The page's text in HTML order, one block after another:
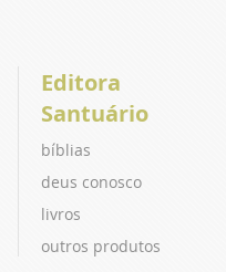
Editora
Santuário
bíblias
deus conosco
livros
outros produtos